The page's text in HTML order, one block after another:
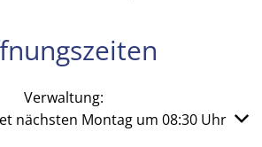
Verwaltung:
Öffnungs- oder Schließzeiten
nächsten Montag um 08:30 Uhr